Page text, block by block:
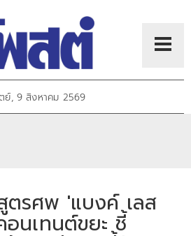
ย์, 9 สิงหาคม 2569
ตรศพ 'แบงค์ เลส
อนเทนต์ขยะ ชี้